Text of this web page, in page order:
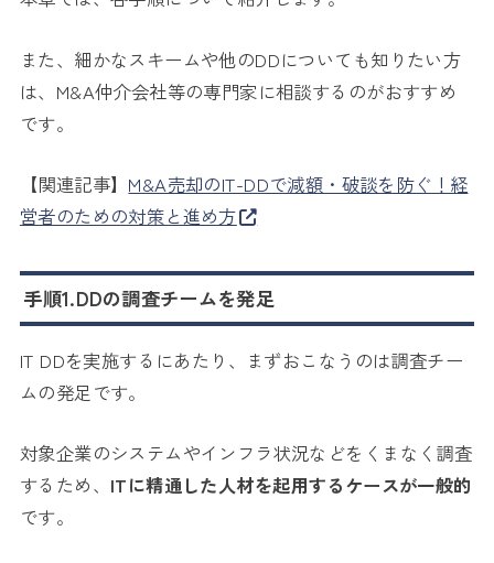
また、細かなスキームや他のDDについても知りたい方
は、M&A仲介会社等の専門家に相談するのがおすすめ
です。
【関連記事】 M&A売却のIT-DDで減額・破談を防ぐ！経
営者のための対策と進め方
手順1.DDの調査チームを発足
IT DDを実施するにあたり、まずおこなうのは調査チー
ムの発足です。
対象企業のシステムやインフラ状況などをくまなく調査
するため、 ITに精通した人材を起用するケースが一般的
です。